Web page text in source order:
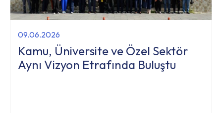
09.06.2026
Kamu, Üniversite ve Özel Sektör
Aynı Vizyon Etrafında Buluştu